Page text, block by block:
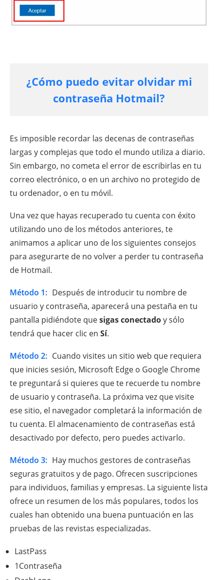
¿Cómo puedo evitar olvidar mi
contraseña Hotmail?
Es imposible recordar las decenas de contraseñas
largas y complejas que todo el mundo utiliza a diario.
Sin embargo, no cometa el error de escribirlas en tu
correo electrónico, o en un archivo no protegido de
tu ordenador, o en tu móvil.
Una vez que hayas recuperado tu cuenta con éxito
utilizando uno de los métodos anteriores, te
animamos a aplicar uno de los siguientes consejos
para asegurarte de no volver a perder tu contraseña
de Hotmail.
Método 1: Después de introducir tu nombre de
usuario y contraseña, aparecerá una pestaña en tu
pantalla pidiéndote quesigas conectadoy sólo
tendrá que hacer clic en Sí.
Método 2: Cuando visites un sitio web que requiera
que inicies sesión, Microsoft Edge o Google Chrome
te preguntará si quieres que te recuerde tu nombre
de usuario y contraseña. La próxima vez que visite
ese sitio, el navegador completará la información de
tu cuenta. El almacenamiento de contraseñas está
desactivado por defecto, pero puedes activarlo.
Método 3: Hay muchos gestores de contraseñas
seguras gratuitos y de pago. Ofrecen suscripciones
para individuos, familias y empresas. La siguiente lista
ofrece un resumen de los más populares, todos los
cuales han obtenido una buena puntuación en las
pruebas de las revistas especializadas.
LastPass
1Contraseña